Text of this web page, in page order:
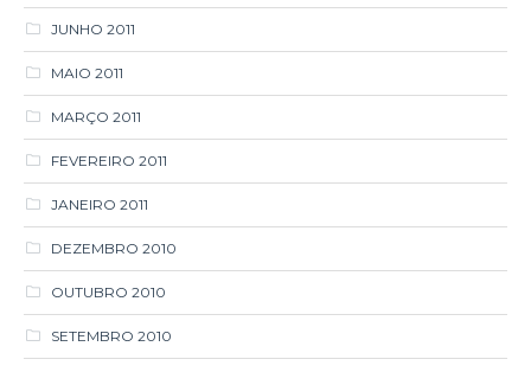
FEVEREIRO 2011
JANEIRO 2011
DEZEMBRO 2010
OUTUBRO 2010
SETEMBRO 2010
AGOSTO 2010
JULHO 2010
ABRIL 2010